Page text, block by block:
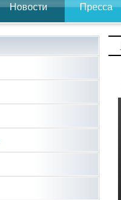
Новости Пресса